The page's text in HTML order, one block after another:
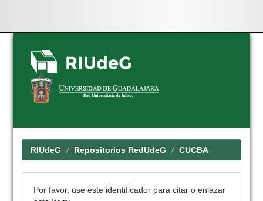
Skip
navigation
RIUdeG Repositorios RedUdeG CUCBA
Por favor, use este identificador para citar o enlazar